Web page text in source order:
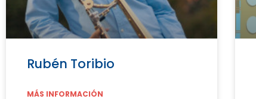
Rubén Toribio
MÁS INFORMACIÓN